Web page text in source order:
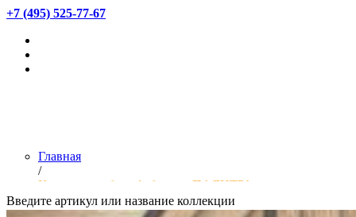
+7 (495) 525-77-67
Главная
/
Коллекции обоев фабрики «ПАЛИТРА»
Введите артикул или название коллекции